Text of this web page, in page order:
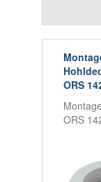
ORS
ORS